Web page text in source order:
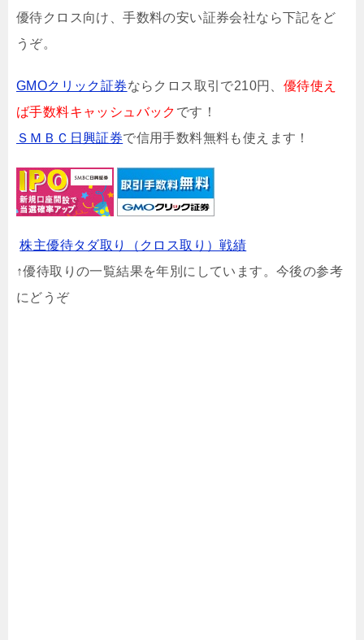
優待クロス向け、手数料の安い証券会社なら下記をど
うぞ。
GMOクリック証券ならクロス取引で210円、 優待使え
ば手数料キャッシュバック です！
ＳＭＢＣ日興証券で信用手数料無料も使えます！
株主優待タダ取り（クロス取り）戦績
↑優待取りの一覧結果を年別にしています。今後の参考
にどうぞ